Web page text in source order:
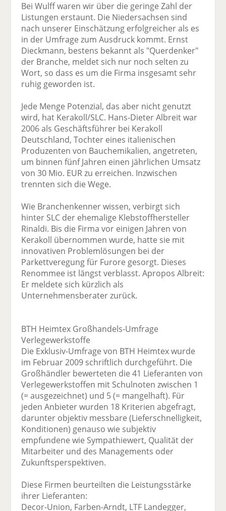
Bei Wulff waren wir über die geringe Zahl der
Listungen erstaunt. Die Niedersachsen sind
nach unserer Einschätzung erfolgreicher als es
in der Umfrage zum Ausdruck kommt. Ernst
Dieckmann, bestens bekannt als "Querdenker"
der Branche, meldet sich nur noch selten zu
Wort, so dass es um die Firma insgesamt sehr
ruhig geworden ist.
Jede Menge Potenzial, das aber nicht genutzt
wird, hat Kerakoll/SLC. Hans-Dieter Albreit war
2006 als Geschäftsführer bei Kerakoll
Deutschland, Tochter eines italienischen
Produzenten von Bauchemikalien, angetreten,
um binnen fünf Jahren einen jährlichen Umsatz
von 30 Mio. EUR zu erreichen. Inzwischen
trennten sich die Wege.
Wie Branchenkenner wissen, verbirgt sich
hinter SLC der ehemalige Klebstoffhersteller
Rinaldi. Bis die Firma vor einigen Jahren von
Kerakoll übernommen wurde, hatte sie mit
innovativen Problemlösungen bei der
Parkettveregung für Furore gesorgt. Dieses
Renommee ist längst verblasst. Apropos Albreit:
Er meldete sich kürzlich als
Unternehmensberater zurück.
BTH Heimtex Großhandels-Umfrage
Verlegewerkstoffe
Die Exklusiv-Umfrage von BTH Heimtex wurde
im Februar 2009 schriftlich durchgeführt. Die
Großhändler bewerteten die 41 Lieferanten von
Verlegewerkstoffen mit Schulnoten zwischen 1
(= ausgezeichnet) und 5 (= mangelhaft). Für
jeden Anbieter wurden 18 Kriterien abgefragt,
darunter objektiv messbare (Lieferschnelligkeit,
Konditionen) genauso wie subjektiv
empfundene wie Sympathiewert, Qualität der
Mitarbeiter und des Managements oder
Zukunftsperspektiven.
Diese Firmen beurteilten die Leistungsstärke
ihrer Lieferanten:
Decor-Union, Farben-Arndt, LTF Landegger,